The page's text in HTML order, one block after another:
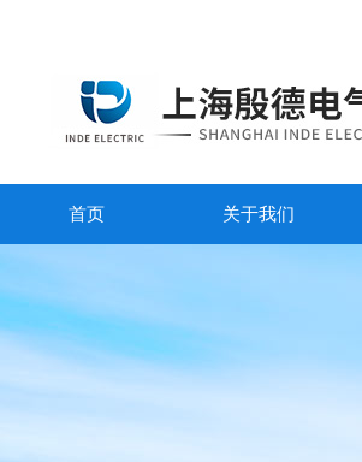
首页 关于我们